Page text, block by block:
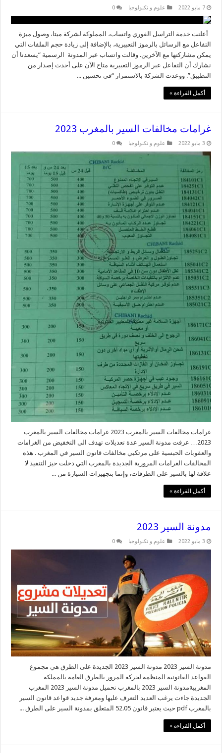
7 مايو 2022 علوم و تكنولوجيا 0
أعلنت خدمة التراسل الفوري واتساب، المملوكة لشركة ميتا، وصول ميزة
التفاعل مع الرسائل بالرموز التعبيرية، بالإضافة إلى زيادة حجم الملفات التي
يمكن مشاركتها مع الآخرين. وقالت واتساب عبر المدونة الرسمية “يسعدنا أن
نشارك أن التفاعل عبر الرموز التعبيرية متاح الآن على أحدث إصدار من
التطبيق”. ووعدت الشركة بالاستمرار “في تحسين ...
أكمل القراءة »
غرامات مخالفات السير بالمغرب 2023
3 مايو 2022 علوم و تكنولوجيا 0
غرامات مخالفات السير بالمغرب 2023 غرامات مخالفات السير بالمغرب
2023… عرفت مدونة السير عدة تعديلات تهدف الى التخفيض من الغرامات
والعقوبات الحبسية على مرتكبي مخالفات قانون السير في المغرب . هذه
المخالفات الغرامات المرورية الجديدة بالمغرب التي دخلت حيز التنفيذ لا
علاقة لها بالسير على الطرقات، وإنما بتجهيزات السيارة من ...
أكمل القراءة »
مدونة السير 2023
3 مايو 2022 علوم و تكنولوجيا 0
مدونة السير 2023 مدونة السير 2023 الجديدة على الطرق هي مجموع
القواعد القانونية المنظمة لحركة المرور بالطرق العامة بالمملكة
المغربيةمدونة السير 2023 بالمغرب تحميل مدونة السير 2023 المغرب
الجديدة جاءت يرغب العديد التعرف عليها ومعرفة جديد قواعد قانون السير
بالمغرب pdf حيث يعتبر قانون 52.05 المتعلق بمدونة السير على الطرق ...
أكمل القراءة »